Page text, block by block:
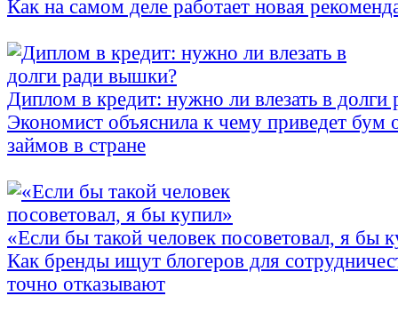
Как на самом деле работает новая
Диплом в кредит: нужно ли влезать в
Экономист объяснила к чему приведет бум
займов в стране
«Если бы такой человек посоветовал, я бы
Как бренды ищут блогеров для
точно отказывают